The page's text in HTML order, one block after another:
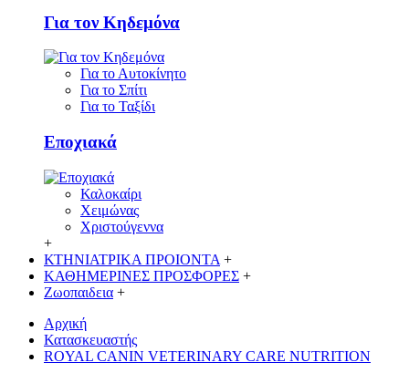
Για τον Κηδεμόνα
Για το Αυτοκίνητο
Για το Σπίτι
Για το Ταξίδι
Εποχιακά
Καλοκαίρι
Χειμώνας
Χριστούγεννα
+
ΚΤΗΝΙΑΤΡΙΚΑ ΠΡΟΙΟΝΤΑ +
ΚΑΘΗΜΕΡΙΝΕΣ ΠΡΟΣΦΟΡΕΣ +
Ζωοπαιδεια +
Αρχική
Κατασκευαστής
ROYAL CANIN VETERINARY CARE NUTRITION